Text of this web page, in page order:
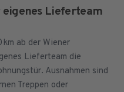
Lieferteam
km ab der Wiener
Lieferteam die
Ausnahmen sind
Treppen oder